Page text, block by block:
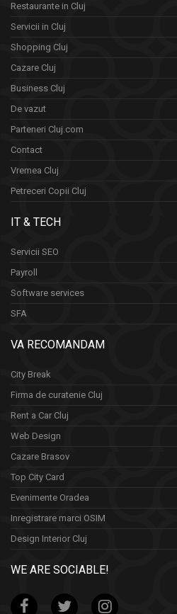
Restaurante in Cluj
Servicii in Cluj
Shopping Cluj
Cazare Cluj
Business Cluj
De vazut
Parteneri Cluj.com
Contact
Vremea Cluj
Petreceri Copii Cluj
IT & TECH
Servicii SEO
Payroll
Software services
SFA
VA RECOMANDAM
City Break
Firma de curatenie Cluj
Rent a Car Cluj
Web Design
Cazare Brasov
Top City Card
Evenimente Oradea
Inregistrare marci OSIM
Design Interior Cluj
WE ARE SOCIABLE!